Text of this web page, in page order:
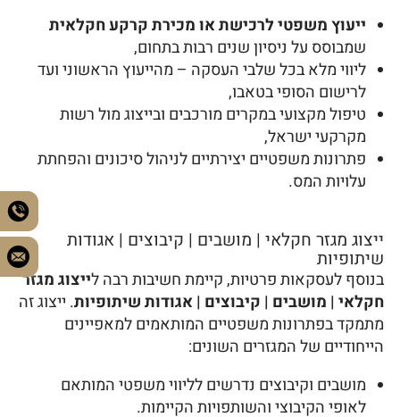
ייעוץ משפטי לרכישת או מכירת קרקע חקלאית
שמבוסס על ניסיון שנים רבות בתחום,
ליווי מלא בכל שלבי העסקה – מהייעוץ הראשוני ועד
לרישום הסופי בטאבו,
טיפול מקצועי במקרים מורכבים ובייצוג מול רשות
מקרקעי ישראל,
פתרונות משפטיים יצירתיים לניהול סיכונים והפחתת
עלויות המס.
ייצוג מגזר חקלאי | מושבים | קיבוצים | אגודות
שיתופיות
בנוסף לעסקאות פרטיות, קיימת חשיבות רבה לייצוג מגזר
חקלאי | מושבים | קיבוצים | אגודות שיתופיות. ייצוג זה
מתמקד בפתרונות משפטיים המותאמים למאפיינים
הייחודיים של המגזרים השונים:
מושבים וקיבוצים נדרשים לליווי משפטי המותאם
לאופי הקיבוצי והשותפויות הקיימות.